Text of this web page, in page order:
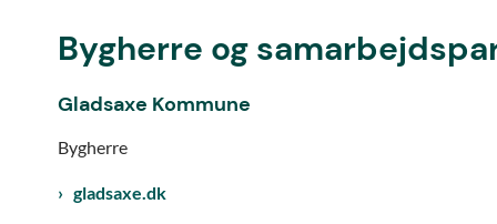
Bygherre og
Gladsaxe Kommune
Bygherre
gladsaxe.dk